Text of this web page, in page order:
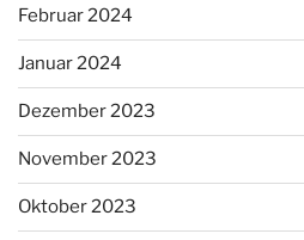
Februar 2024
Januar 2024
Dezember 2023
November 2023
Oktober 2023